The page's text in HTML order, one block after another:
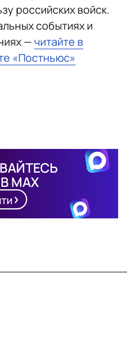
российских войск.
событиях и
— читайте в
«Постньюс»
MAX